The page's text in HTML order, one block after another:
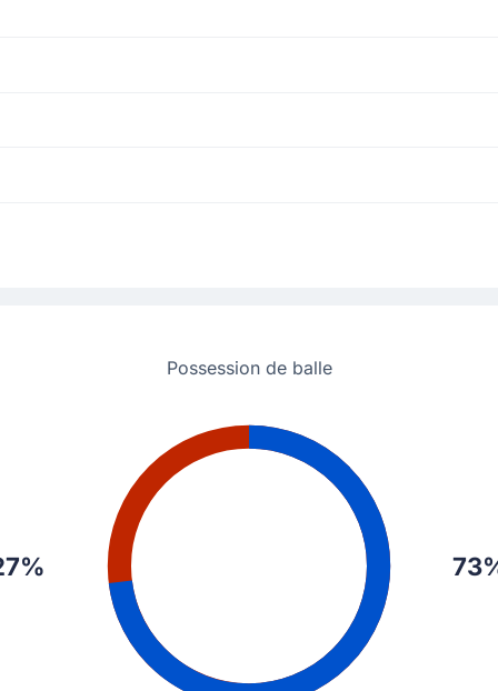
Possession de balle